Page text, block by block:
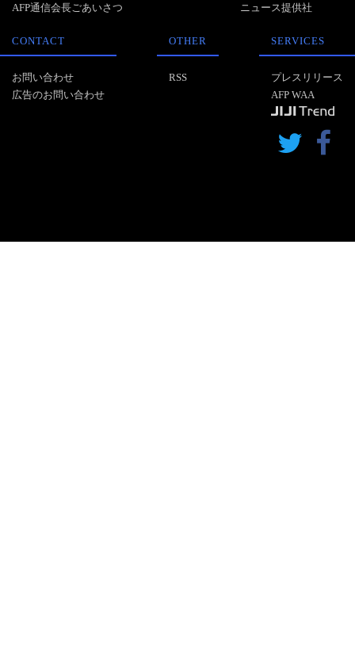
AFP通信会長ごあいさつ
ニュース提供社
CONTACT
お問い合わせ
広告のお問い合わせ
OTHER
RSS
SERVICES
プレスリリース
AFP WAA